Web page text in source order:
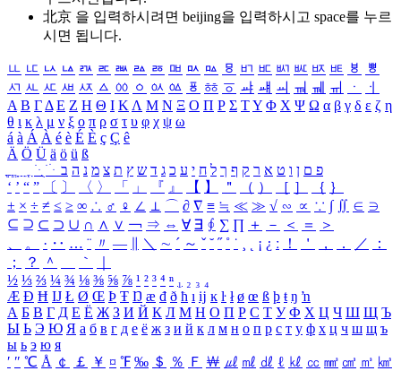
北京 을 입력하시려면 beijing을 입력하시고 space를 누르
시면 됩니다.
ㅥ ㅦ ㅧ ㅨ ㅩ ㅪ ㅫ ㅬ ㅭ ㅮ ㅯ ㅰ ㅱ ㅲ ㅳ ㅴ ㅵ ㅶ ㅷ ㅸ
ㅹ
ㅺ ㅻ ㅼ ㅽ ㅾ ㅿ ㆀ ㆁ ㆂ ㆃ ㆄ ㆅ ㆆ ㆇ ㆈ ㆉ ㆊ ㆋ ㆌ ㆍ
ㆎ
Α Β ΓΔ Ε Ζ Η Θ Ι ΚΛ Μ Ν Ξ Ο Π Ρ Σ ΤΥ Φ Χ Ψ Ω α β γ δ ε ζ η
θ ι κ λ μ ν ξ ο π ρ σ τ υ φ χ ψ ω
á à Á À é è É È ç Ç ê
Ä Ö Ü ä ö ü ß
ִֶֹ ֻּ ׁׂ פ ם ן ו ט א ר ק ף ך ל ח י ע כ ג ד ש ץ ת צ מ נ ה ב
‘ ’ “ ” 〔 〕 〈 〉 「 」 『 』 【 】 ＂ （ ） ［ ］ ｛ ｝
± × ÷ ≠ ≤ ≥ ∞ ∴ ♂ ♀ ∠ ⊥ ⌒ ∂ ∇ ≡ ≒ ≪ ≫ √ ∽ ∝ ∵ ∫ ∬ ∈ ∋
⊆ ⊇ ⊂ ⊃ ∪ ∩ ∧ ∨ ￢ ⇒ ⇔ ∀ ∃ ∮ ∑ ∏ ＋ － ＜ ＝
＞
、
。 · ‥ … ¨ 〃 ― ＼ ∼ ´ ～ ˇ ˘ ˝ ˚ ˙ ¸ ¡ ¿ ː ！ ＇ ， ． ／
：
；
？ ＾ ｀
½ ⅓ ⅔ ¼ ¾ ⅛ ⅜ ⅝ ⅞ ¹ ² ³ ⁴ ⁿ ₁ ₂ ₃ ₄
Æ Ð Ħ Ĳ Ł Ø Œ Þ Ŧ Ŋ æ đ ð ħ ı ĳ ĸ ŀ ł ø œ ß þ ŧ ŋ ŉ
А Б В Г Д Е Ё Ж З И Й К Л М Н О П Р С Т У Ф Х Ц Ч Ш Щ Ъ
Ы Ь Э Ю Я а б в г д е ё ж з и й к л м н о п р с т у ф х ц ч ш щ ъ
ы ь э ю я
′ ″ ℃ Å ￠ ￡ ￥ ¤ ℉ ‰ ＄ ％ Ｆ ￦ ㎕ ㎖ ㎗ ℓ ㎘ ㏄ ㎣ ㎤ ㎥ ㎦